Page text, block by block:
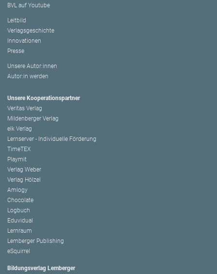
BVL auf Youtube
Leitbild
Verlagsgeschichte
Innovationen
Presse
Unsere Autor:innen
Autor:in werden
Unsere Kooperationspartner
Veritas Verlag
Mildenberger Verlag
elk Verlag
Lernserver - Individuelle Förderung
TimeTEX
Playmit
Verlag Weber
Verlag Hölzel
Amlogy
Chocolate
Logbuch
Eduvidual
Lernraum
Lemberger Publishing
eSquirrel
Bildungsverlag Lemberger